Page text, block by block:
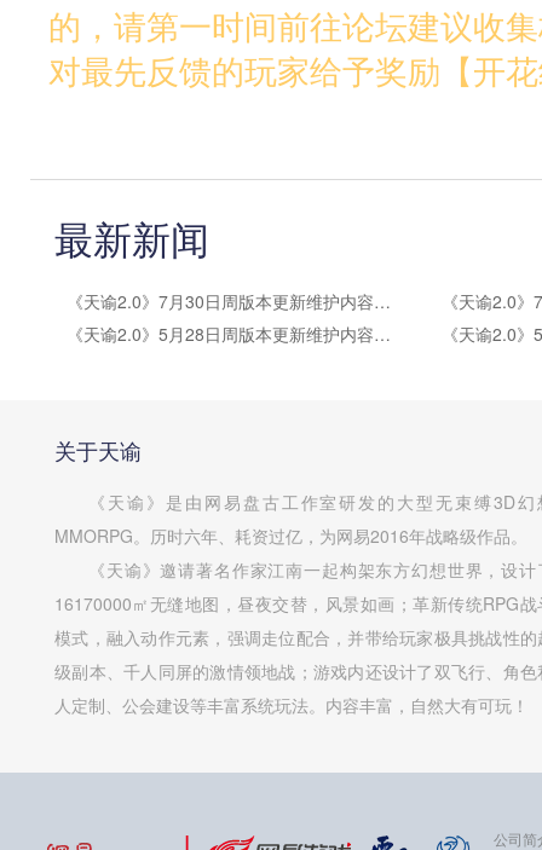
的，请第一时间前往论坛建议收
对最先反馈的玩家给予奖励【开
最新新闻
《天谕2.0》7月30日周版本更新维护内容公告
《天谕2.0》5月28日周版本更新维护内容公告
关于天谕
《天谕》是由网易盘古工作室研发的大型无束缚3D幻
MMORPG。历时六年、耗资过亿，为网易2016年战略级作品。
《天谕》邀请著名作家江南一起构架东方幻想世界，设计
16170000㎡无缝地图，昼夜交替，风景如画；革新传统RPG战
模式，融入动作元素，强调走位配合，并带给玩家极具挑战性的
级副本、千人同屏的激情领地战；游戏内还设计了双飞行、角色
人定制、公会建设等丰富系统玩法。内容丰富，自然大有可玩！
公司简